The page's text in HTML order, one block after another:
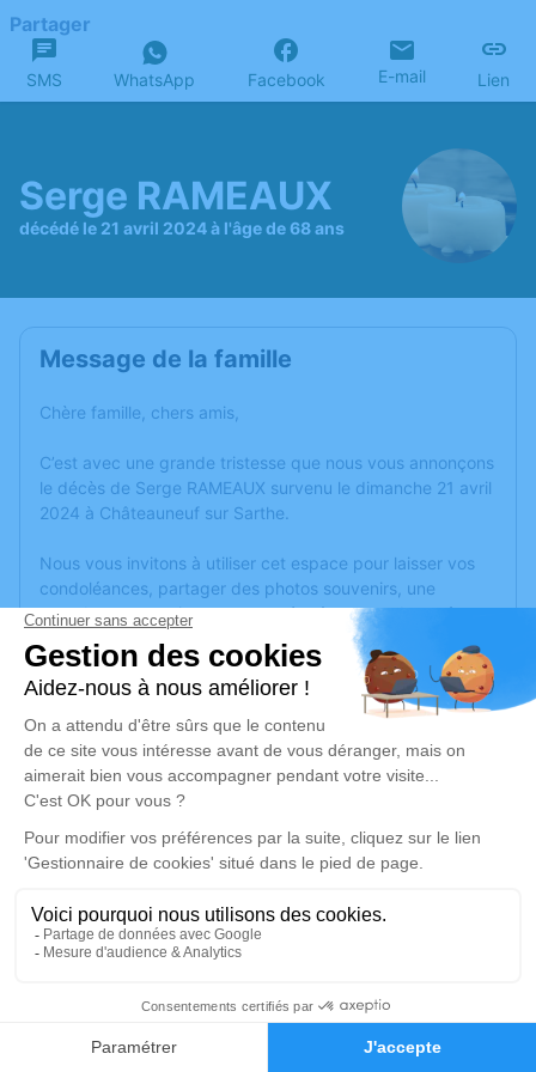
Faire-part Hommages
Partager
SMS WhatsApp Facebook E-mail Lien
Serge RAMEAUX
décédé le 21 avril 2024 à l'âge de 68 ans
Message de la famille
Chère famille, chers amis,
C’est avec une grande tristesse que nous vous annonçons
le décès de Serge RAMEAUX survenu le dimanche 21 avril
2024 à Châteauneuf sur Sarthe.
Nous vous invitons à utiliser cet espace pour laisser vos
condoléances, partager des photos souvenirs, une
anecdote ou exprimer vos pensées à travers des poèmes
ou des textes. Cet endroit est un lieu d'expression dédié à
honorer la mémoire de Serge RAMEAUX.
Un service de plantation d’arbre hommage estdisponible
vendredi 26 avril 2024 à 10h30
Cimetière de Montreuil-Juigné
Avenue des Poiriers